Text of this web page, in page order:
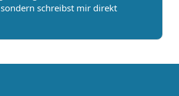
schreibst mir direkt